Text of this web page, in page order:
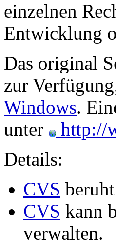
einzelnen
Entwicklung
Das original
zur
Windows.
unter
http://
Details:
CVS
CVS kann
verwalten.